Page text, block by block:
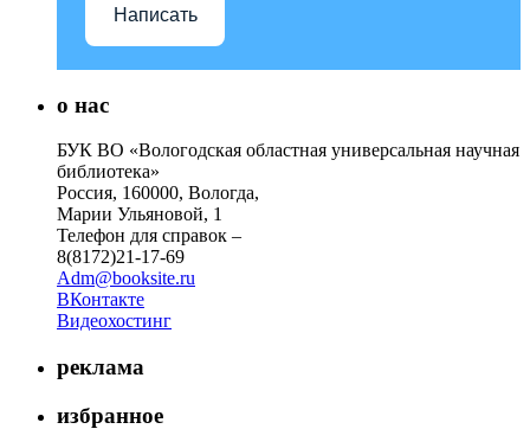
Написать
о нас
БУК ВО «Вологодская областная универсальная научная
библиотека»
Россия, 160000, Вологда,
Марии Ульяновой, 1
Телефон для справок –
8(8172)21-17-69
Adm@booksite.ru
ВКонтакте
Видеохостинг
реклама
избранное